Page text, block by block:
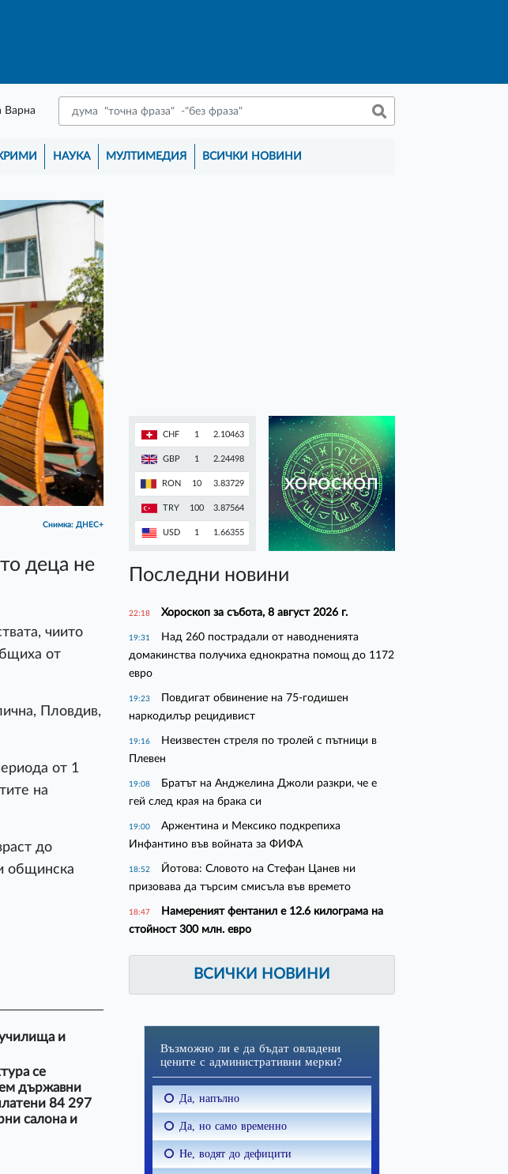
Варна
НАУКА МУЛТИМЕДИЯ ВСИЧКИ НОВИНИ
Снимка: ДНЕС+
деца не
чиито
от
Пловдив,
от 1
на
до
общинска
и
се
държавни
84 297
салона и
CHF 1 2.10463
GBP 1 2.24498
RON 10 3.83729
TRY 100 3.87564
USD 1 1.66355
ХОРОСКОП
Последни новини
22:18 Хороскоп за събота, 8 август 2026 г.
19:31
Над 260 пострадали от наводненията
домакинства получиха еднократна помощ до 1172
евро
19:23
Повдигат обвинение на 75-годишен
наркодилър рецидивист
19:16
Неизвестен стреля по тролей с пътници в
Плевен
19:08
Братът на Анджелина Джоли разкри, че е
гей след края на брака си
19:00
Аржентина и Мексико подкрепиха
Инфантино във войната за ФИФА
18:52
Йотова: Словото на Стефан Цанев ни
призовава да търсим смисъла във времето
18:47
Намереният фентанил е 12.6 килограма на
стойност 300 млн. евро
ВСИЧКИ НОВИНИ